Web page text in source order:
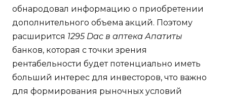
обнародовал информацию о приобретении
дополнительного объема акций. Поэтому
расширится 1295 Dac в аптека Апатиты
банков, которая с точки зрения
рентабельности будет потенциально иметь
больший интерес для инвесторов, что важно
для формирования рыночных условий